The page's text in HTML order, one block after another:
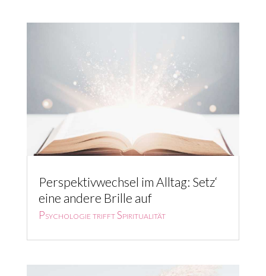
Perspektivwechsel im Alltag: Setz‘
eine andere Brille auf
Psychologie trifft Spiritualität